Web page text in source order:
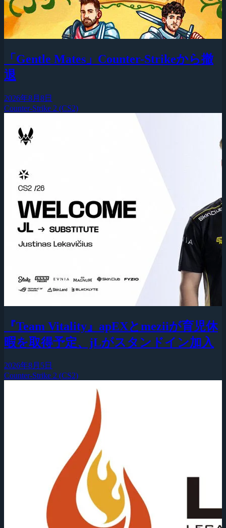
「Gentle Mates」Counter-Strikeから撤
退
2026年8月8日
Counter-Strike 2 (CS2)
『Team Vitality』apEXとmeziiが育児休
暇を取得予定、jLがスタンドイン加入
2026年8月5日
Counter-Strike 2 (CS2)